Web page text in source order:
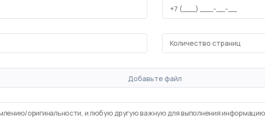
Добавьте файл